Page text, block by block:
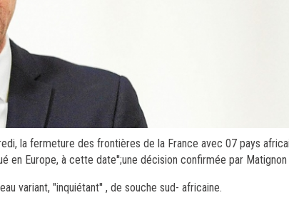
la fermeture des frontières de la France avec 07 pays
en Europe, à cette date'';une décision confirmée par Matignon
variant, "inquiétant'' , de souche sud- africaine.